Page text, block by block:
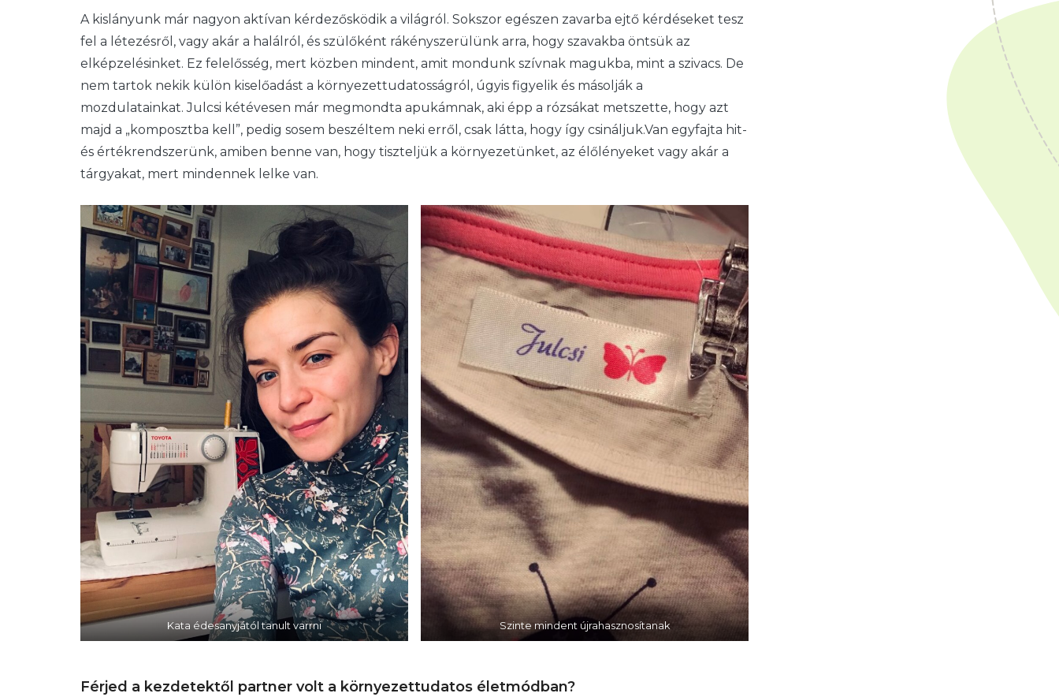
A kislányunk már nagyon aktívan kérdezősködik a világról. Sokszor egészen zavarba ejtő kérdéseket tesz
fel a létezésről, vagy akár a halálról, és szülőként rákényszerülünk arra, hogy szavakba öntsük az
elképzelésinket. Ez felelősség, mert közben mindent, amit mondunk szívnak magukba, mint a szivacs. De
nem tartok nekik külön kiselőadást a környezettudatosságról, úgyis figyelik és másolják a
mozdulatainkat. Julcsi kétévesen már megmondta apukámnak, aki épp a rózsákat metszette, hogy azt
majd a „komposztba kell”, pedig sosem beszéltem neki erről, csak látta, hogy így csináljuk.Van egyfajta hit-
és értékrendszerünk, amiben benne van, hogy tiszteljük a környezetünket, az élőlényeket vagy akár a
tárgyakat, mert mindennek lelke van.
Kata édesanyjától tanult varrni Szinte mindent újrahasznosítanak
Férjed a kezdetektől partner volt a környezettudatos életmódban?